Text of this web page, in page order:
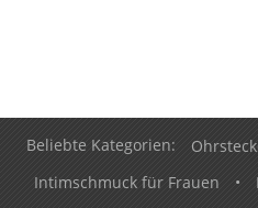
Beliebte Kategorien:
Intimschmuck für Frauen
•